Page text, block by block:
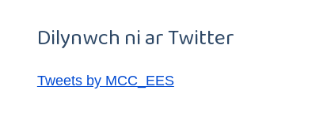
Dilynwch ni ar Twitter
Tweets by MCC_EES